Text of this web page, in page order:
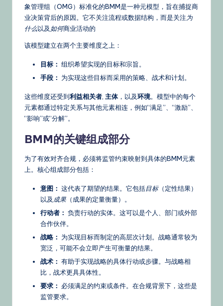
st
象管理组（OMG）标准化的BMM是一种元模型，旨在捕捉商
业决策背后的原因。它不关注流程或数据结构，而是关注为
什么以及 如何商业活动的
该模型建立在两个主要维度之上：
目标： 组织希望实现的目标和宗旨。
手段： 为实现这些目标而采用的策略、战术和计划。
这些维度还受到利益相关者 主体，以及环境。模型中的每个
元素都通过特定关系与其他元素相连，例如“满足”、“激励”、
“影响”或“分解”。
BMM的关键组成部分
为了有效对齐合规，必须将监管约束映射到具体的BMM元素
上。核心组成部分包括：
意图： 这代表了期望的结果。它包括目标（定性结果）
以及 成果 （成果的定量衡量）。
行动者： 负责行动的实体。这可以是个人、部门或外部
合作伙伴。
战略： 为实现目标而制定的高层次计划。战略通常较为
宽泛，可能不会立即产生可衡量的结果。
战术： 有助于实现战略的具体行动或步骤。与战略相
比，战术更具具体性。
要求： 必须满足的约束或条件。在合规背景下，这些是
监管要求。